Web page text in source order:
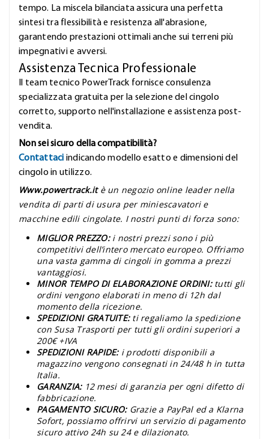
tempo. La miscela bilanciata assicura una perfetta
sintesi tra flessibilità e resistenza all'abrasione,
garantendo prestazioni ottimali anche sui terreni più
impegnativi e avversi.
Assistenza Tecnica Professionale
Il team tecnico PowerTrack fornisce consulenza
specializzata gratuita per la selezione del cingolo
corretto, supporto nell'installazione e assistenza post-
vendita.
Non sei sicuro della compatibilità?
Contattaci indicando modello esatto e dimensioni del
cingolo in utilizzo.
Www.powertrack.it è un negozio online leader nella
vendita di parti di usura per miniescavatori e
macchine edili cingolate. I nostri punti di forza sono:
MIGLIOR PREZZO: i nostri prezzi sono i più
competitivi dell’intero mercato europeo. Offriamo
una vasta gamma di cingoli in gomma a prezzi
vantaggiosi.
MINOR TEMPO DI ELABORAZIONE ORDINI: tutti gli
ordini vengono elaborati in meno di 12h dal
momento della ricezione.
SPEDIZIONI GRATUITE: ti regaliamo la spedizione
con Susa Trasporti per tutti gli ordini superiori a
200€ +IVA
SPEDIZIONI RAPIDE: i prodotti disponibili a
magazzino vengono consegnati in 24/48 h in tutta
Italia.
GARANZIA: 12 mesi di garanzia per ogni difetto di
fabbricazione.
PAGAMENTO SICURO: Grazie a PayPal ed a Klarna
Sofort, possiamo offrirvi un servizio di pagamento
sicuro attivo 24h su 24 e dilazionato.